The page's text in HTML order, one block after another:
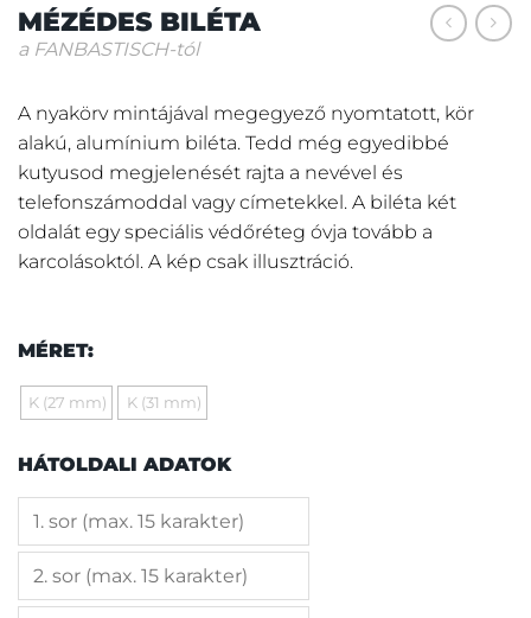
MÉZÉDES BILÉTA
a FANBASTISCH-tól
A nyakörv mintájával megegyező nyomtatott, kör
alakú, alumínium biléta. Tedd még egyedibbé
kutyusod megjelenését rajta a nevével és
telefonszámoddal vagy címetekkel. A biléta két
oldalát egy speciális védőréteg óvja tovább a
karcolásoktól. A kép csak illusztráció.
MÉRET:
K (27 mm) K (31 mm)
HÁTOLDALI ADATOK